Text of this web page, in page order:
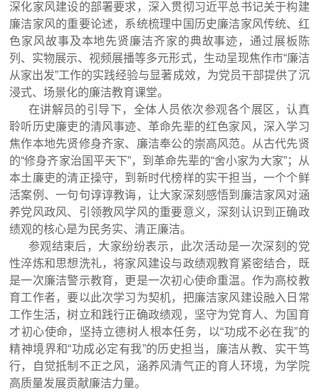
深化家风建设的部署要求，深入贯彻习近平总书记关于构建
廉洁家风的重要论述，系统梳理中国历史廉洁家风传统、红
色家风故事及本地先贤廉洁齐家的典故事迹，通过展板陈
列、实物展示、视频展播等多元形式，生动呈现焦作市“廉洁
从家出发”工作的实践经验与显著成效，为党员干部提供了沉
浸式、场景化的廉洁教育课堂。
在讲解员的引导下，全体人员依次参观各个展区，认真
聆听历史廉吏的清风事迹、革命先辈的红色家风，深入学习
焦作本地先贤修身齐家、廉洁奉公的崇高风范。从古代先贤
的“修身齐家治国平天下”，到革命先辈的“舍小家为大家”；从
本土廉吏的清正操守，到新时代榜样的实干担当，一个个鲜
活案例、一句句谆谆教诲，让大家深刻感悟到廉洁家风对涵
养党风政风、引领教风学风的重要意义，深刻认识到正确政
绩观的核心是为民务实、清正廉洁。
参观结束后，大家纷纷表示，此次活动是一次深刻的党
性淬炼和思想洗礼，将家风建设与政绩观教育紧密结合，既
是一次廉洁警示教育，更是一次初心使命重温。作为高校教
育工作者，要以此次学习为契机，把廉洁家风建设融入日常
工作生活，树立和践行正确政绩观，坚守为党育人、为国育
才初心使命，坚持立德树人根本任务，以“功成不必在我”的
精神境界和“功成必定有我”的历史担当，廉洁从教、实干笃
行，自觉抵制不正之风，涵养风清气正的育人环境，为学院
高质量发展贡献廉洁力量。